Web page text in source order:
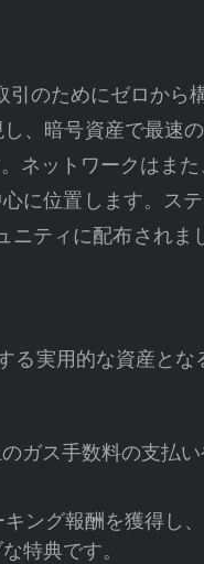
のためにゼロから
、暗号資産で最速
ネットワークはま
に位置します。ス
ティに配布されま
実用的な資産と
ガス手数料の支払
ング報酬を獲得し
特典です。